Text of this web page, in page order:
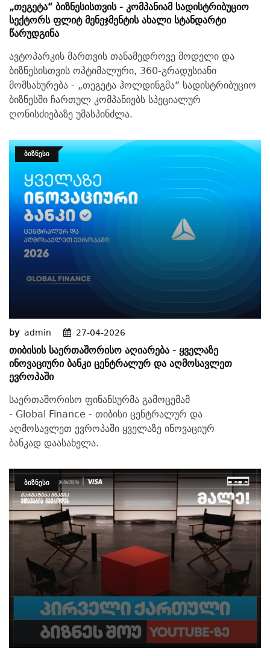
„თეგეტა“ Ბიზნესისთვის - Კომპანიამ Სადისტრიბუციო
Სექტორს Ფლიტ Მენეჯმენტის Ახალი Სტანდარტი
Წარუდგინა
ავტოპარკის მართვის თანამედროვე მოდელი და
ბიზნესისთვის ოპტიმალური, 360-გრადუსიანი
მომსახურება - „თეგეტა ჰოლდინგმა“ სადისტრიბუციო
ბიზნესში ჩართულ კომპანიებს სპეციალურ
ღონისძიებაზე უმასპინძლა.
ᲑᲘᲖᲜᲔᲡᲘ
by admin 27-04-2026
Თიბისის Საერთაშორისო Აღიარება - Ყველაზე
Ინოვაციური Ბანკი Ცენტრალურ Და Აღმოსავლეთ
Ევროპაში
საერთაშორისო ფინანსურმა გამოცემამ
- Global Finance - თიბისი ცენტრალურ და
აღმოსავლეთ ევროპაში ყველაზე ინოვაციურ
ბანკად დაასახელა.
ᲑᲘᲖᲜᲔᲡᲘ